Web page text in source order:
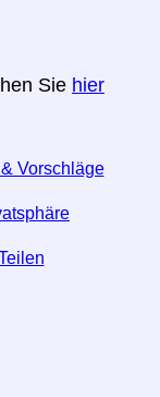
Sie hier
Vorschläge